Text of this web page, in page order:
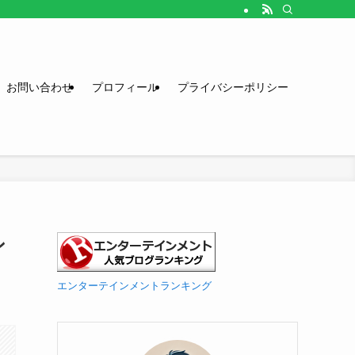
お問い合わせ プロフィール プライバシーポリシー
エンターテインメントランキング